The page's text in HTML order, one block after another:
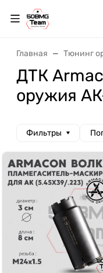
Главная Тюнинг
ДТК
оружия
Фильтры